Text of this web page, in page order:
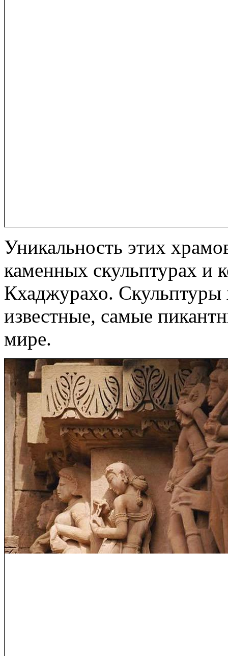
Уникальность этих
каменных скульптурах и
Кхаджурахо.
известные, самые
мире.